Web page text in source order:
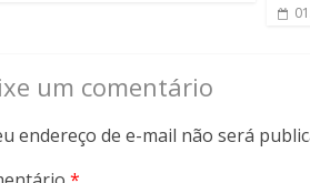
um comentário
endereço de e-mail não será